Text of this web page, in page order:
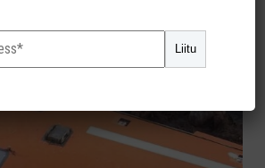
Liitu